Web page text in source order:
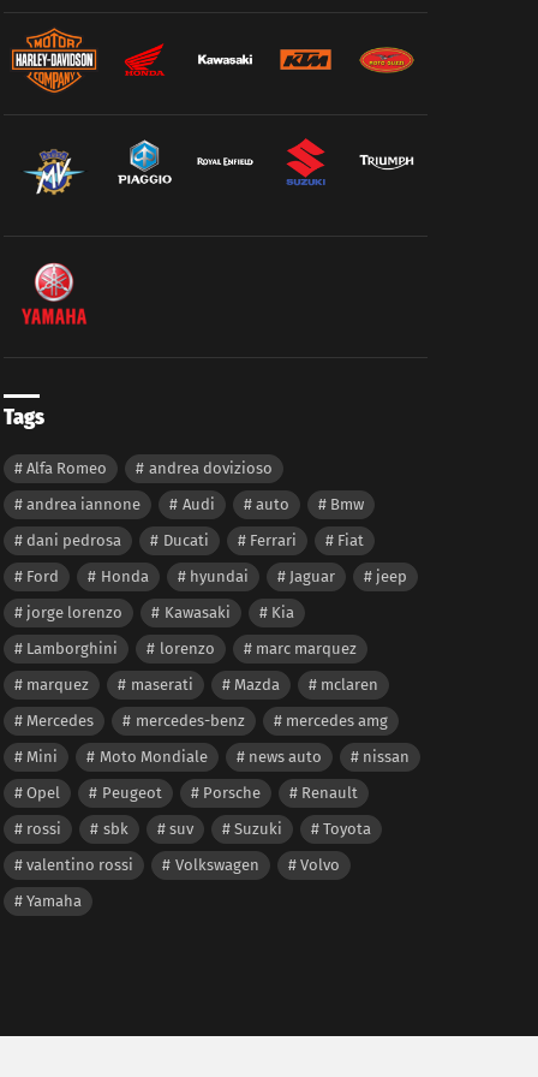
Tags
Alfa Romeo
andrea dovizioso
andrea iannone
Audi auto
Bmw
dani pedrosa
Ducati Ferrari
Fiat
Ford
Honda hyundai Jaguar
jeep
jorge lorenzo
Kawasaki
Kia
Lamborghini
lorenzo
marc marquez
marquez
maserati Mazda
mclaren
Mercedes
mercedes-benz
mercedes amg
Mini
Moto Mondiale news auto
nissan
Opel
Peugeot Porsche
Renault
rossi
sbk suv Suzuki
Toyota
valentino rossi
Volkswagen
Volvo
Yamaha